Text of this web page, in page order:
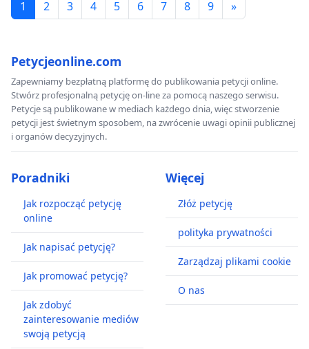
1 2 3 4 5 6 7 8 9 »
Petycjeonline.com
Zapewniamy bezpłatną platformę do publikowania petycji online.
Stwórz profesjonalną petycję on-line za pomocą naszego serwisu.
Petycje są publikowane w mediach każdego dnia, więc stworzenie
petycji jest świetnym sposobem, na zwrócenie uwagi opinii publicznej
i organów decyzyjnych.
Poradniki
Jak rozpocząć petycję
online
Jak napisać petycję?
Jak promować petycję?
Jak zdobyć
zainteresowanie mediów
swoją petycją
Więcej
Złóż petycję
polityka prywatności
Zarządzaj plikami cookie
O nas